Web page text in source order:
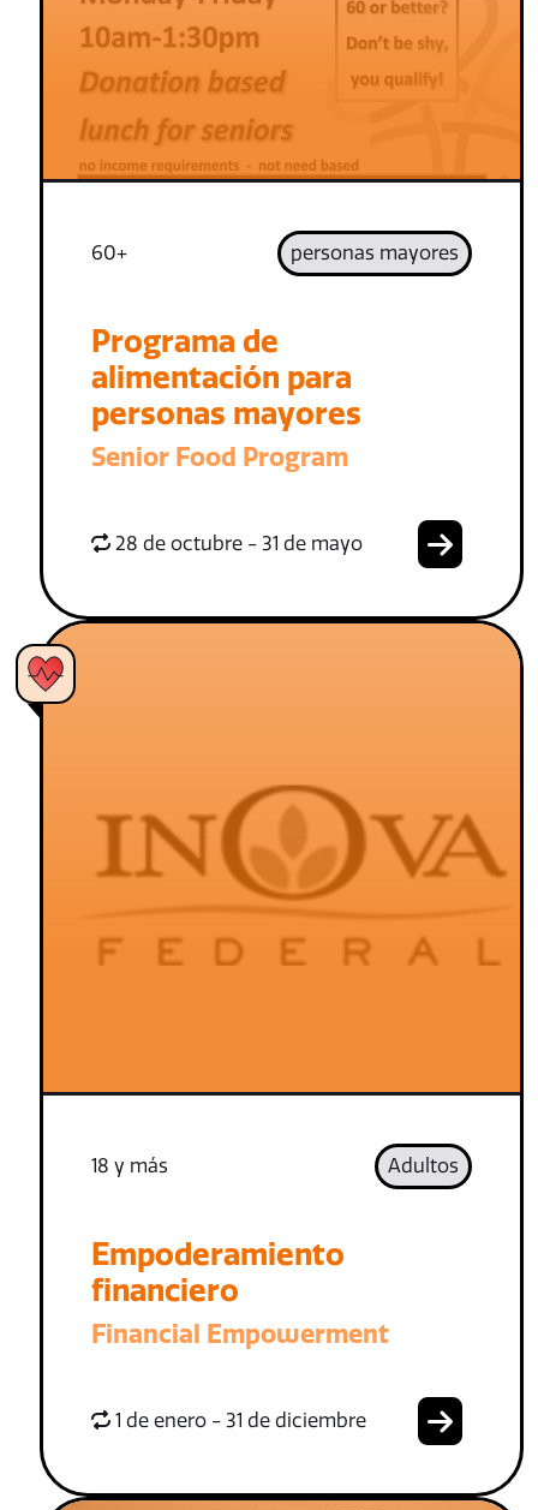
60+ personas mayores
Programa de
alimentación para
personas mayores
Senior Food Program
28 de octubre - 31 de mayo
18 y más Adultos
Empoderamiento
financiero
Financial Empowerment
1 de enero - 31 de diciembre